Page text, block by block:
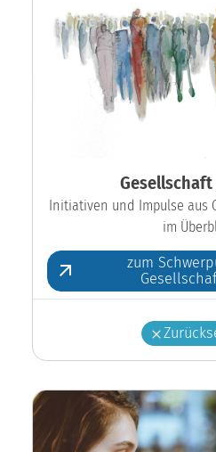
Initiativen und Impulse aus
im
zum